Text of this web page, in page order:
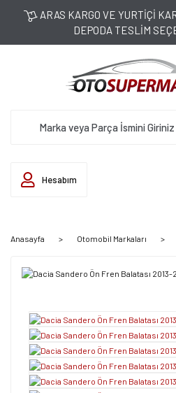
ARAS KARGO VE YURTİÇİ
DEPODA TESLİM
Hesabım
Anasayfa Otomobil Markaları